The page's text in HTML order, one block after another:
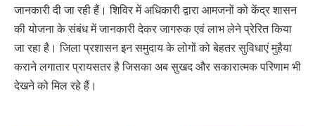
जानकारी दी जा रही हैं। शिविर में अधिकारी द्वारा आमजनों को केंद्र शासन
की योजना के संबंध में जानकारी देकर जागरुक एवं लाभ लेने प्रेरित किया
जा रहा है। जिला प्रशासन इन समुदाय के लोगों को बेहतर सुविधाएं मुहैया
कराने लगातार प्रायसतर है जिसका अब सुखद और सकारात्मक परिणाम भी
देखने को मिल रहे हैं।